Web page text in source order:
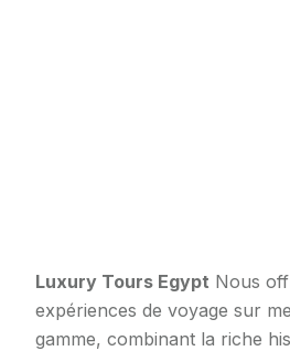
Luxury Tours Egypt Nous
expériences de voyage sur
gamme, combinant la riche